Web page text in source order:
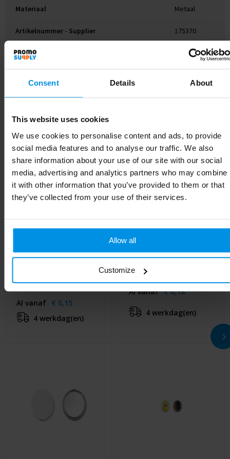
Consent Details About
This website uses cookies
We use cookies to personalise content and ads, to provide
social media features and to analyse our traffic. We also
share information about your use of our site with our social
media, advertising and analytics partners who may combine
it with other information that you’ve provided to them or that
they’ve collected from your use of their services.
Allow all
Customize
Materiaal Metaal
Artikelnummer - Supplier 175370
Kleur Zilver
metalen button
Al vanaf € 0,15
4 werkdag(en)
PIN - Metalen button
Al vanaf € 0,18
4 werkdag(en)